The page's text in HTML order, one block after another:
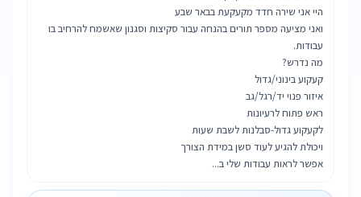
ואני מציעה מספר תורים בהנחה עבור סקיצות וסגנון שאשמח להרחיב בו
אפשר לראות עבודות שלי ב...